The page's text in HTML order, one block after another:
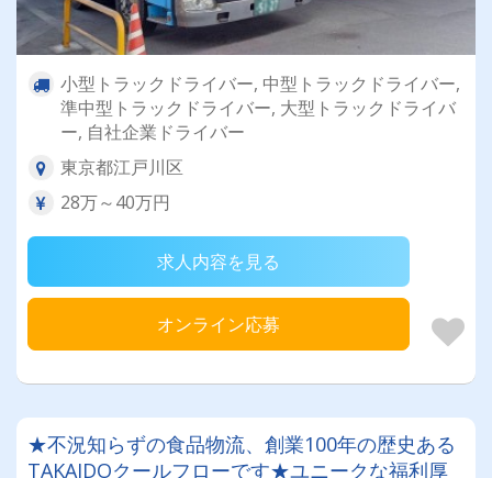
小型トラックドライバー, 中型トラックドライバー,
準中型トラックドライバー, 大型トラックドライバ
ー, 自社企業ドライバー
東京都江戸川区
28万～40万円
求人内容を見る
オンライン応募
★不況知らずの食品物流、創業100年の歴史ある
TAKAIDOクールフローです★ユニークな福利厚